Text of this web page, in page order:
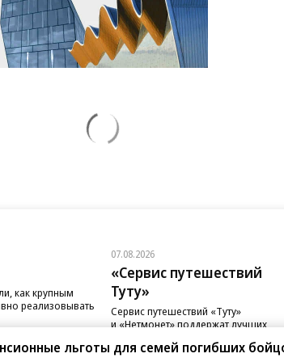
как крупным
реализовывать
07.08.2026
«Сервис путешествий
Туту»
Сервис путешествий «Туту»
и «Нетмонет» поддержат лучших
льготы для семей погибших